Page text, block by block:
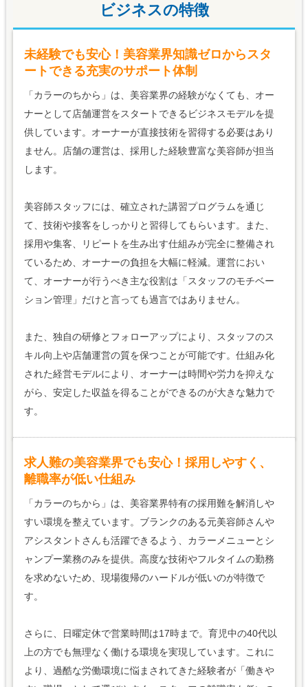
ビジネスの特徴
未経験でも安心！美容業界知識ゼロからスタ
ートできる充実のサポート体制
「カラーのちから」は、美容業界の経験がなくても、オー
ナーとして店舗運営をスタートできるビジネスモデルを提
供しています。オーナーが直接技術を習得する必要はあり
ません。店舗の運営は、採用した経験豊富な美容師が担当
します。
美容師スタッフには、確立された講習プログラムを通じ
て、技術や接客をしっかりと習得してもらいます。また、
採用や集客、リピートを生み出す仕組みが完全に整備され
ているため、オーナーの負担を大幅に軽減。運営におい
て、オーナーが行うべき主な役割は「スタッフのモチベー
ション管理」だけと言っても過言ではありません。
また、独自の研修とフォローアップにより、スタッフのス
キル向上や店舗運営の質を保つことが可能です。仕組み化
された経営モデルにより、オーナーは時間や労力を抑えな
がら、安定した収益を得ることができるのが大きな魅力で
す。
求人難の美容業界でも安心！採用しやすく、
離職率が低い仕組み
「カラーのちから」は、美容業界特有の採用難を解消しや
すい環境を整えています。ブランクのある元美容師さんや
アシスタントさんも活躍できるよう、カラーメニューとシ
ャンプー業務のみを提供。高度な技術やフルタイムの勤務
を求めないため、現場復帰のハードルが低いのが特徴で
す。
さらに、日曜定休で営業時間は17時まで。育児中の40代以
上の方でも無理なく働ける環境を実現しています。これに
より、過酷な労働環境に悩まされてきた経験者が「働きや